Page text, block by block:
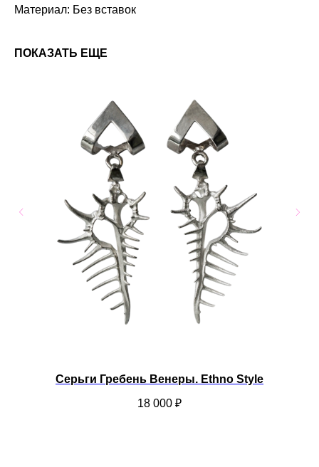
Материал: Без вставок
ПОКАЗАТЬ ЕЩЕ
Серьги Гребень Венеры. Ethno Style
18 000 ₽